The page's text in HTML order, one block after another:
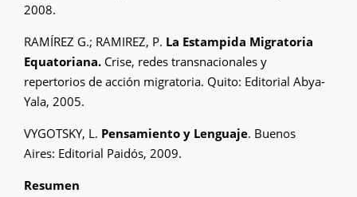
2008.
RAMÍREZ G.; RAMIREZ, P. La Estampida Migratoria
Equatoriana. Crise, redes transnacionales y
repertorios de acción migratoria. Quito: Editorial Abya-
Yala, 2005.
VYGOTSKY, L. Pensamiento y Lenguaje. Buenos
Aires: Editorial Paidós, 2009.
Resumen